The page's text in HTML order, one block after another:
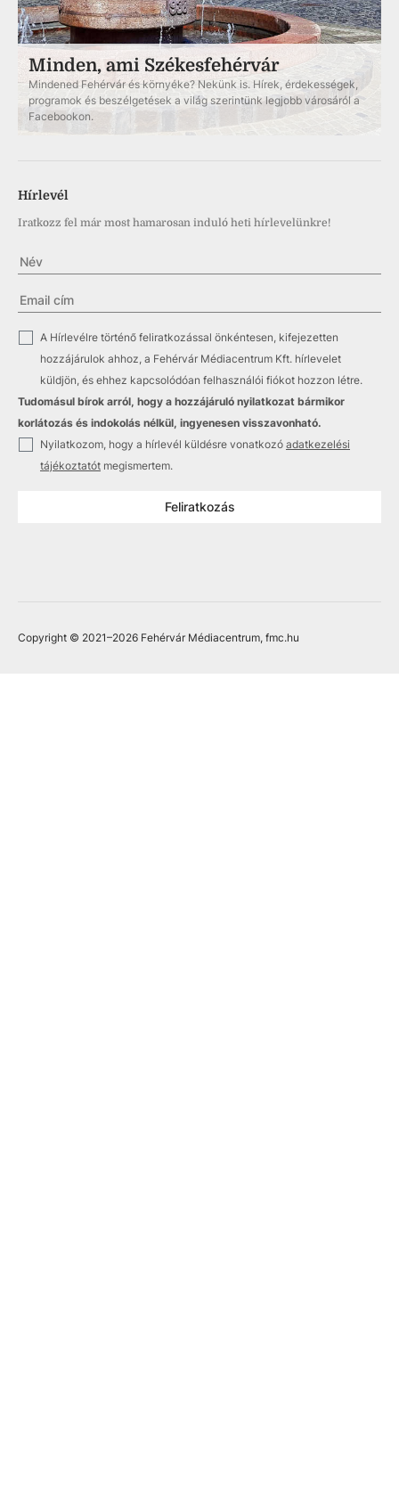
Minden, ami Székesfehérvár
Mindened Fehérvár és környéke? Nekünk is. Hírek, érdekességek,
programok és beszélgetések a világ szerintünk legjobb városáról a
Facebookon.
Hírlevél
Iratkozz fel már most hamarosan induló heti hírlevelünkre!
A Hírlevélre történő feliratkozással önkéntesen, kifejezetten
hozzájárulok ahhoz, a Fehérvár Médiacentrum Kft. hírlevelet
küldjön, és ehhez kapcsolódóan felhasználói fiókot hozzon létre.
Tudomásul bírok arról, hogy a hozzájáruló nyilatkozat bármikor
korlátozás és indokolás nélkül, ingyenesen visszavonható.
Nyilatkozom, hogy a hírlevél küldésre vonatkozó adatkezelési
tájékoztatót megismertem.
Feliratkozás
Copyright © 2021–2026 Fehérvár Médiacentrum, fmc.hu